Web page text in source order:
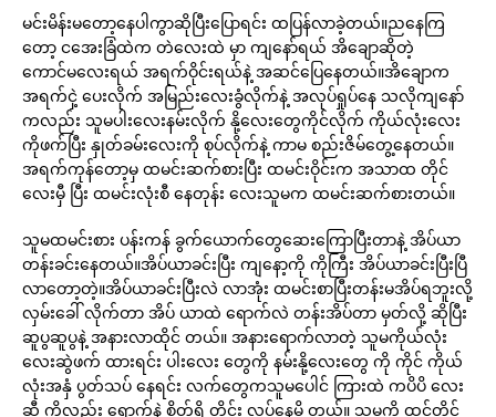
မင်းမိန်းမတော့နေပါကွာဆိုပြီးပြောရင်း ထပြန်လာခဲ့တယ်။ညနေကြ
တော့ ငအေးခြံထဲက တဲလေးထဲ မှာ ကျနော်ရယ် အိချောဆိုတဲ့
ကောင်မလေးရယ် အရက်ဝိုင်းရယ်နဲ့ အဆင်ပြေနေတယ်။အိချောက
အရက်ငှဲ့ ပေးလိုက် အမြည်းလေးခွံလိုက်နဲ့ အလုပ်ရှုပ်နေ သလိုကျနော်
ကလည်း သူမပါးလေးနမ်းလိုက် နို့လေးတွေကိုင်လိုက် ကိုယ်လုံးလေး
ကိုဖက်ပြီး နှုတ်ခမ်းလေးကို စုပ်လိုက်နဲ့ ကာမ စည်းဇိမ်တွေ့နေတယ်။
အရက်ကုန်တော့မှ ထမင်းဆက်စားပြီး ထမင်းဝိုင်းက အသာထ တိုင်
လေးမှီ ပြီး ထမင်းလုံးစီ နေတုန်း လေးသူမက ထမင်းဆက်စားတယ်။
သူမထမင်းစား ပန်းကန် ခွက်ယောက်တွေဆေးကြောပြီးတာနဲ့ အိပ်ယာ
တန်းခင်းနေတယ်။အိပ်ယာခင်းပြီး ကျနော့ကို ကိုကြီး အိပ်ယာခင်းပြီးပြီ
လာတော့တဲ့။အိပ်ယာခင်းပြီးလဲ လာအုံး ထမင်းစာပြီးတန်းမအိပ်ရဘူးလို့
လှမ်းခေါ် လိုက်တာ အိပ် ယာထဲ ရောက်လဲ တန်းအိပ်တာ မှတ်လို့ ဆိုပြီး
ဆူပွဆူပွနဲ့ အနားလာထိုင် တယ်။ အနားရောက်လာတဲ့ သူမကိုယ်လုံး
လေးဆွဲဖက် ထားရင်း ပါးလေး တွေကို နမ်းနို့လေးတွေ ကို ကိုင် ကိုယ်
လုံးအနှံ ပွတ်သပ် နေရင်း လက်တွေကသူမပေါင် ကြားထဲ ကပိပိ လေး
ဆီ ကိုလည်း ရောက်နဲ့ စိတ်ရှိ တိုင်း လုပ်နေမိ တယ်။ သူမကို ထင်တိုင်